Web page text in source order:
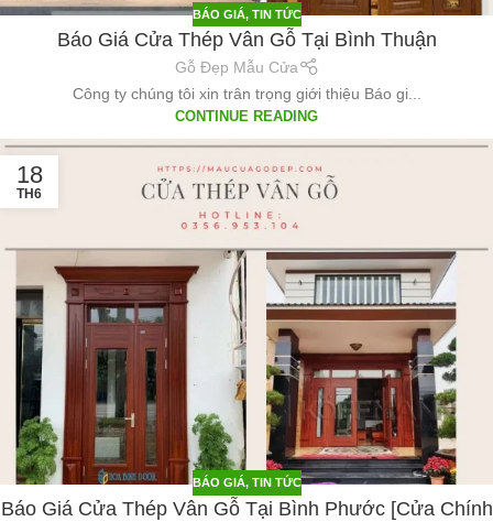
BÁO GIÁ, TIN TỨC
Báo Giá Cửa Thép Vân Gỗ Tại Bình Thuận
Gỗ Đẹp Mẫu Cửa
Công ty chúng tôi xin trân trọng giới thiệu Báo gi...
CONTINUE READING
18
TH6
BÁO GIÁ, TIN TỨC
Báo Giá Cửa Thép Vân Gỗ Tại Bình Phước [Cửa Chính